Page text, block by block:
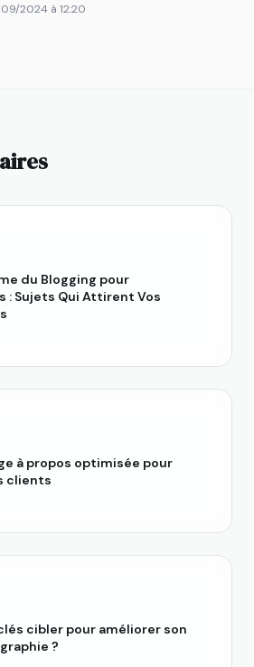
2024 à 12:20
du Blogging pour
: Sujets Qui Attirent Vos
à propos optimisée pour
clients
cibler pour améliorer son
?